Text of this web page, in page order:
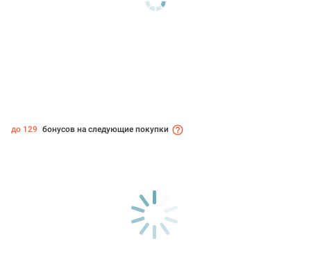
до 129 бонусов на следующие покупки